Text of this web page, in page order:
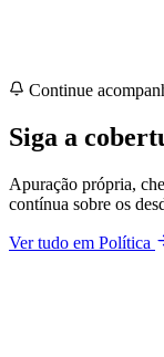
Continue
Siga a
Apuração própria,
contínua sobre os
Ver tudo em Política